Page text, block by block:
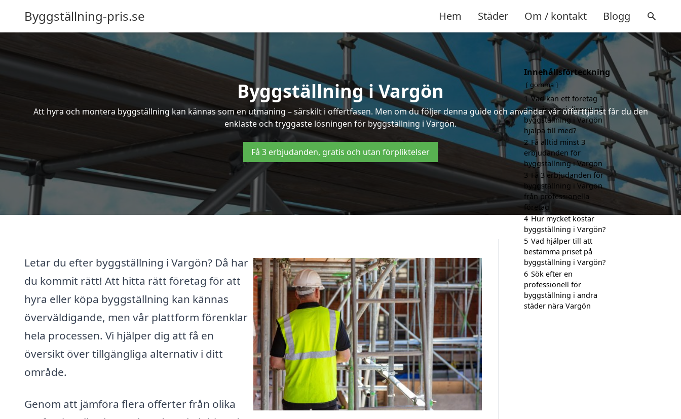
Byggställning-pris.se Hem Städer Om / kontakt Blogg
Byggställning i Vargön
Att hyra och montera byggställning kan kännas som en utmaning – särskilt i offertfasen. Men om du följer denna guide och använder vår offerttjänst får du den
enklaste och tryggaste lösningen för byggställning i Vargön.
Få 3 erbjudanden, gratis och utan förpliktelser
Letar du efter byggställning i Vargön? Då har
du kommit rätt! Att hitta rätt företag för att
hyra eller köpa byggställning kan kännas
överväldigande, men vår plattform förenklar
hela processen. Vi hjälper dig att få en
översikt över tillgängliga alternativ i ditt
område.
Genom att jämföra flera offerter från olika
Innehållsförteckning
gömma
1 Vad kan ett företag
som är specialiserat på
byggställning i Vargön
hjälpa till med?
2 Få alltid minst 3
erbjudanden för
byggställning i Vargön
3 Få 3 erbjudanden för
byggställning i Vargön
från professionella
företag
4 Hur mycket kostar
byggställning i Vargön?
5 Vad hjälper till att
bestämma priset på
byggställning i Vargön?
6 Sök efter en
professionell för
byggställning i andra
städer nära Vargön